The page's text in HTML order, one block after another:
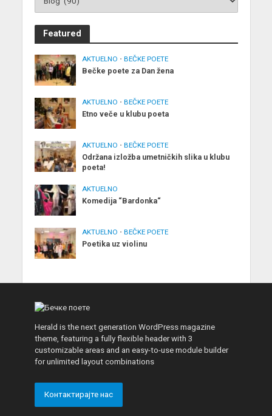
Featured
AKTUELNO • BEČKE POETE
Bečke poete za Dan žena
AKTUELNO • BEČKE POETE
Etno veče u klubu poeta
AKTUELNO • BEČKE POETE
Održana izložba umetničkih slika u klubu
poeta!
AKTUELNO
Komedija “Bardonka“
AKTUELNO • BEČKE POETE
Poetika uz violinu
Herald is the next generation WordPress magazine
theme, featuring a fully flexible header with 3
customizable areas and an easy-to-use module builder
for unlimited layout combinations
Контактирајте нас